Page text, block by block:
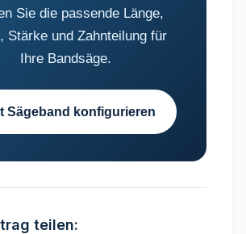
Sie die passende Länge,
Stärke und Zahnteilung für
Ihre Bandsäge.
Sägeband konfigurieren
teilen: